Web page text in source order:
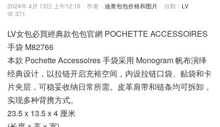
2024年 4月 13日 上午12:16 作者： 迪奥包包价格和图片 分類： LV
 371
LV女包必買經典款包包官網 POCHETTE ACCESSOIRES
手袋 M82766
本款 Pochette Accessoires 手袋采用 Monogram 帆布演绎
经典设计，以拉链开启充裕空间，内设拉链口袋、贴袋和卡
片夹层，可稳妥收纳日常所需。皮革肩带和链条均可拆卸，
实现多种背携方式。
23.5 x 13.5 x 4 厘米